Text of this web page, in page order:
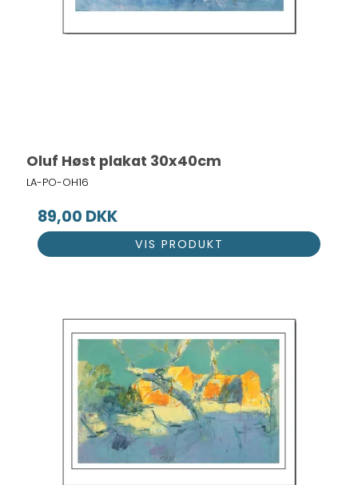
Oluf Høst plakat 30x40cm
LA-PO-OH16
89,00 DKK
VIS PRODUKT